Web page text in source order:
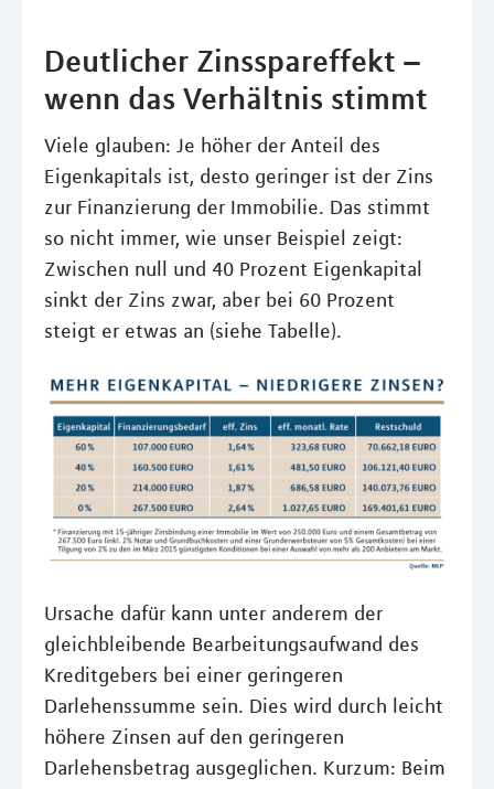
Deutlicher Zinsspareffekt –
wenn das Verhältnis stimmt
Viele glauben: Je höher der Anteil des
Eigenkapitals ist, desto geringer ist der Zins
zur Finanzierung der Immobilie. Das stimmt
so nicht immer, wie unser Beispiel zeigt:
Zwischen null und 40 Prozent Eigenkapital
sinkt der Zins zwar, aber bei 60 Prozent
steigt er etwas an (siehe Tabelle).
Ursache dafür kann unter anderem der
gleichbleibende Bearbeitungsaufwand des
Kreditgebers bei einer geringeren
Darlehenssumme sein. Dies wird durch leicht
höhere Zinsen auf den geringeren
Darlehensbetrag ausgeglichen. Kurzum: Beim